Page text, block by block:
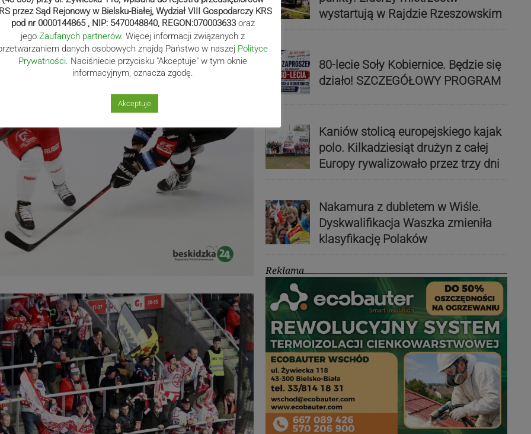
wystartują w Rajdzie Rzeszowskim
80-lecie Soły Kobiernice. Będzie się
działo! SZCZEGÓŁOWY PROGRAM
Kaniów stolicą europejskiego kajak
polo. Kilkadziesiąt drużyn z całej
Europy rywalizowało przez trzy dni
Nakamura z dubletem w Wiśle.
Dyskwalifikacja Waszka zmieniła
klasyfikację Polaków
Reklama
przez Sąd Rejonowy w Bielsku-Białej, Wydział VIII Gospodarczy KRS
pod nr 0000144865 , NIP: 5470048840, REGON:070003633 oraz
jego Zaufanych partnerów. Więcej informacji związanych z
danych osobowych znajdą Państwo w naszej Polityce
Prywatności . Naciśniecie przycisku "Akceptuje" w tym oknie
informacyjnym, oznacza zgodę.
Akceptuje